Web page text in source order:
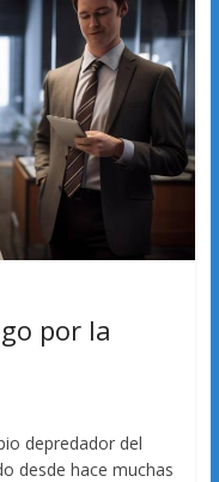
por la
depredador del
desde hace muchas